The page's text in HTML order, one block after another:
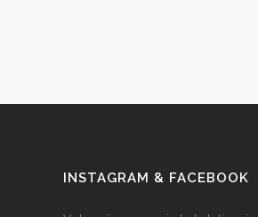
INSTAGRAM & FACEBOOK